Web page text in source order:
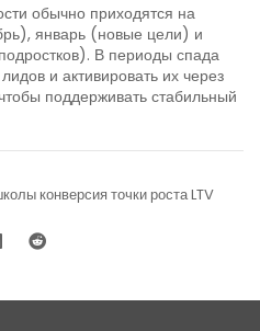
обычно приходятся на
январь (новые цели) и
В периоды спада
и активировать их через
поддерживать стабильный
конверсия точки ростаLTV